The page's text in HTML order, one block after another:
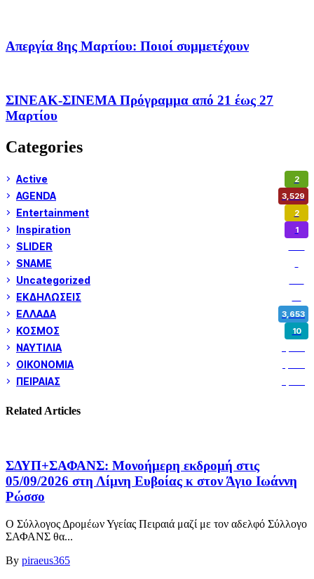
Απεργία 8ης Μαρτίου: Ποιοί συμμετέχουν
ΣΙΝΕΑΚ-ΣΙΝΕΜΑ Πρόγραμμα από 21 έως 27
Μαρτίου
Categories
Active 2
AGENDA 3,529
Entertainment 2
Inspiration 1
SLIDER
SNAME
Uncategorized
ΕΚΔΗΛΩΣΕΙΣ
ΕΛΛΑΔΑ 3,653
ΚΟΣΜΟΣ 10
ΝΑΥΤΙΛΙΑ
ΟΙΚΟΝΟΜΙΑ
ΠΕΙΡΑΙΑΣ
Related Articles
ΣΔΥΠ+ΣΑΦΑΝΣ: Μονοήμερη εκδρομή στις
05/09/2026 στη Λίμνη Ευβοίας κ στον Άγιο Ιωάννη
Ρώσσο
Ο Σύλλογος Δρομέων Υγείας Πειραιά μαζί με τον αδελφό Σύλλογο
ΣΑΦΑΝΣ θα...
By piraeus365